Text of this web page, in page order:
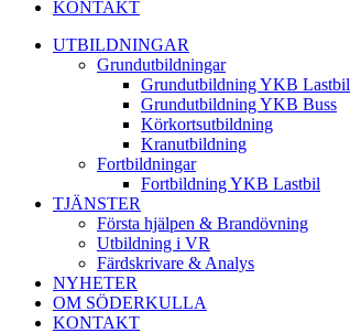
KONTAKT
UTBILDNINGAR
Grundutbildningar
Grundutbildning YKB Lastbil
Grundutbildning YKB Buss
Körkortsutbildning
Kranutbildning
Fortbildningar
Fortbildning YKB Lastbil
TJÄNSTER
Första hjälpen & Brandövning
Utbildning i VR
Färdskrivare & Analys
NYHETER
OM SÖDERKULLA
KONTAKT